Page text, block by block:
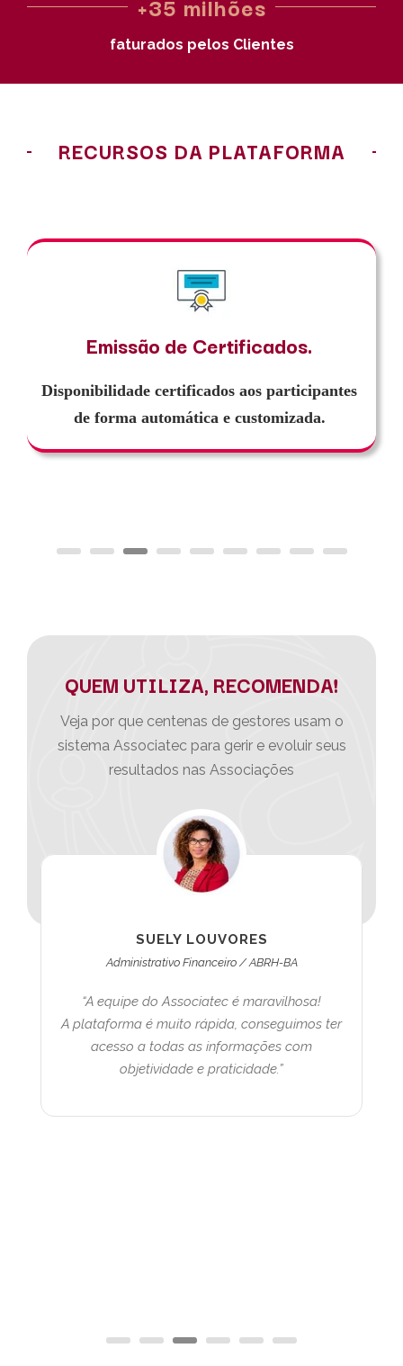
faturados pelos Clientes
RECURSOS DA PLATAFORMA
Emissão de Certificados.
certificados aos participantes
de forma automática e customizada.
QUEM UTILIZA, RECOMENDA!
Veja por que centenas de gestores usam o
sistema Associatec para gerir e evoluir seus
resultados nas Associações
SUELY LOUVORES
Administrativo Financeiro / ABRH-BA
“A equipe do Associatec é maravilhosa!
A plataforma é muito rápida, conseguimos ter
acesso a todas as informações com
objetividade e praticidade.”